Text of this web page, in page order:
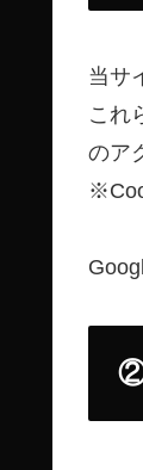
当サ
これ
のア
②